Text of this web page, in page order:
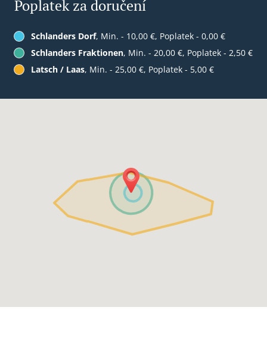
Poplatek za doručení
Schlanders Dorf, Min. - 10,00 €, Poplatek - 0,00 €
Schlanders Fraktionen, Min. - 20,00 €, Poplatek - 2,50 €
Latsch / Laas, Min. - 25,00 €, Poplatek - 5,00 €